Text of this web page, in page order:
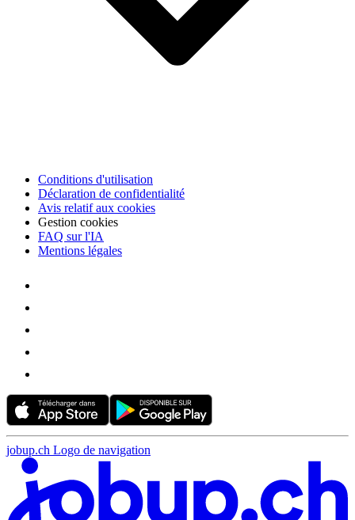
Conditions d'utilisation
Déclaration de confidentialité
Avis relatif aux cookies
Gestion cookies
FAQ sur l'IA
Mentions légales
jobup.ch Logo de navigation